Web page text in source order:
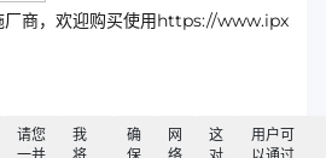
厂商，欢迎购买使用https://www.ipx
请您
我
确
网
这
用户可